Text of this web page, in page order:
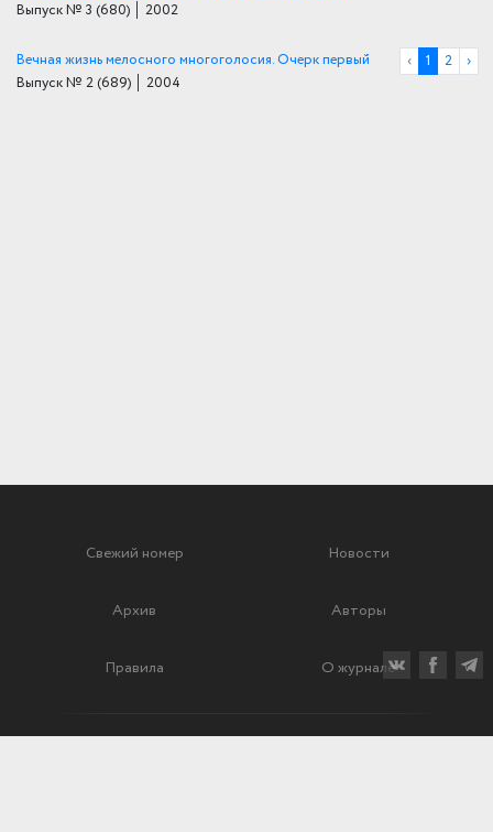
Выпуск № 3 (680) │ 2002
Вечная жизнь мелосного многоголосия. Очерк первый
Выпуск № 2 (689) │ 2004
‹ 1 2 ›
Свежий номер Новости
Архив Авторы
Правила О журнале